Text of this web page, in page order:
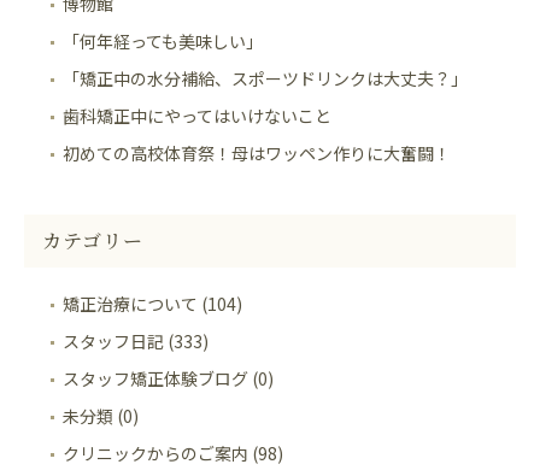
「何年経っても美味しい」
「矯正中の水分補給、スポーツドリンクは大丈夫？」
歯科矯正中にやってはいけないこと
初めての高校体育祭！母はワッペン作りに大奮闘！
カテゴリー
矯正治療について (104)
スタッフ日記 (333)
スタッフ矯正体験ブログ (0)
未分類 (0)
クリニックからのご案内 (98)